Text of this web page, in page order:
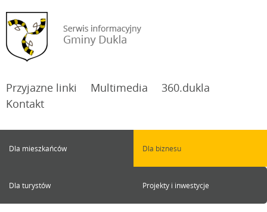
Przyjazne linki Multimedia
360.dukla
Kontakt
Dla mieszkańców Dla biznesu
Dla turystów Projekty i inwestycje